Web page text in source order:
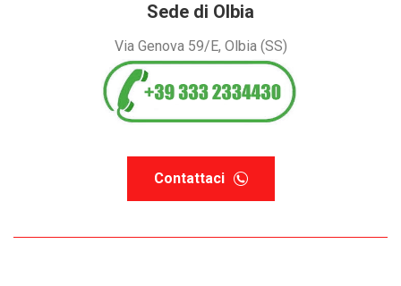
Sede di Olbia
Via Genova 59/E, Olbia (SS)
Contattaci